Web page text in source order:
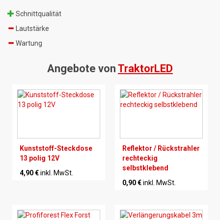
Schnittqualität
Lautstärke
Wartung
Angebote von TraktorLED
Kunststoff-Steckdose
13 polig 12V
4,90 €inkl. MwSt.
Reflektor / Rückstrahler
rechteckig
selbstklebend
0,90 €inkl. MwSt.